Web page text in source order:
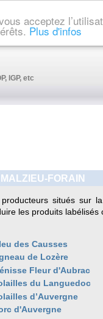
acceptez
Plus d'infos
IGP, etc
FORAIN
producteurs situés sur
les produits labélisés
des Causses
de Lozère
Fleur d'Aubrac
du Languedoc
d’Auvergne
d'Auvergne